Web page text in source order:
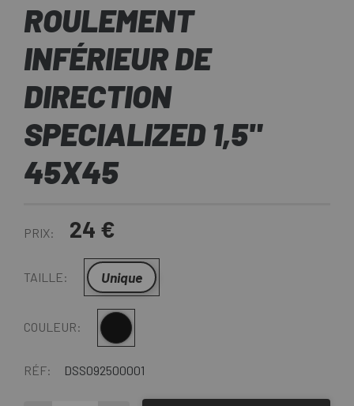
ROULEMENT
INFÉRIEUR DE
DIRECTION
SPECIALIZED 1,5"
45X45
PRIX: 24 €
TAILLE: Unique
COULEUR: Multi
RÉF: DSS092500001